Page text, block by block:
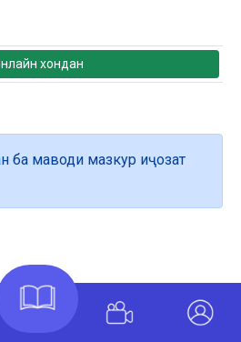
хондан
ба маводи мазкур иҷозат